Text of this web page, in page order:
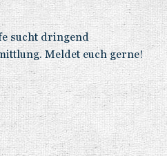
sucht dringend
Meldet euch gerne!